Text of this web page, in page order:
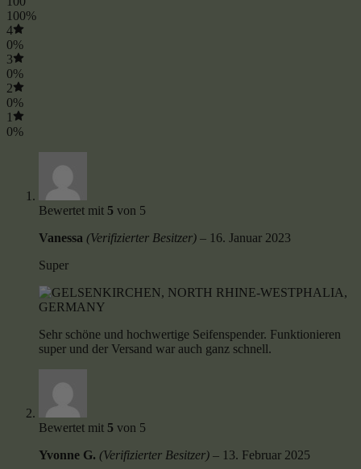
100%
4
0%
3
0%
2
0%
1
0%
Bewertet mit 5 von 5
Vanessa (Verifizierter Besitzer) – 16. Januar 2023
Super
Sehr schöne und hochwertige Seifenspender. Funktionieren
super und der Versand war auch ganz schnell.
Bewertet mit 5 von 5
Yvonne G. (Verifizierter Besitzer) – 13. Februar 2025